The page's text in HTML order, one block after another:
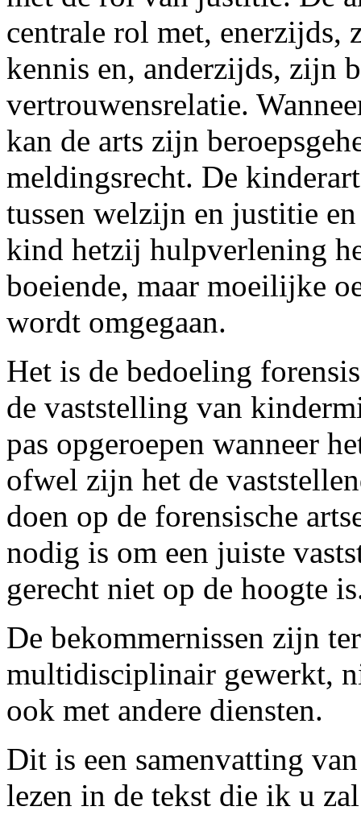
centrale rol met, enerzijds,
kennis en, anderzijds, zijn
vertrouwensrelatie.
kan de arts zijn
meldingsrecht. De
tussen welzijn en justitie
kind hetzij hulpverlening
boeiende, maar moeilijke
wordt omgegaan.
Het is de bedoeling
de vaststelling van
pas opgeroepen wanneer
ofwel zijn het de
doen op de forensische
nodig is om een juiste
gerecht niet op de hoogte
De bekommernissen zijn
multidisciplinair gewerkt,
ook met andere diensten.
Dit is een samenvatting
lezen in de tekst die ik u